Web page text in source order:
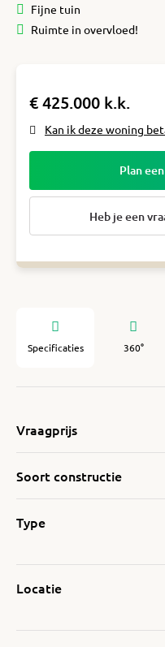
Fijne tuin
Ruimte in overvloed!
€ 425.000 k.k.
Kan ik deze woning
Plan
Heb je een
Specificaties 360°
Vraagprijs
Soort constructie
Type
Locatie